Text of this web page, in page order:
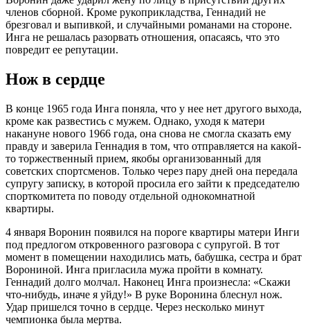
членов сборной. Кроме рукоприкладства, Геннадий не
брезговал и выпивкой, и случайными романами на стороне.
Инга не решалась разорвать отношения, опасаясь, что это
повредит ее репутации.
Нож в сердце
В конце 1965 года Инга поняла, что у нее нет другого выхода,
кроме как развестись с мужем. Однако, уходя к матери
накануне нового 1966 года, она снова не смогла сказать ему
правду и заверила Геннадия в том, что отправляется на какой-
то торжественный прием, якобы организованный для
советских спортсменов. Только через пару дней она передала
супругу записку, в которой просила его зайти к председателю
спорткомитета по поводу отдельной однокомнатной
квартиры.
4 января Воронин появился на пороге квартиры матери Инги
под предлогом откровенного разговора с супругой. В тот
момент в помещении находились мать, бабушка, сестра и брат
Ворониной. Инга пригласила мужа пройти в комнату.
Геннадий долго молчал. Наконец Инга произнесла: «Скажи
что-нибудь, иначе я уйду!» В руке Воронина блеснул нож.
Удар пришелся точно в сердце. Через несколько минут
чемпионка была мертва.